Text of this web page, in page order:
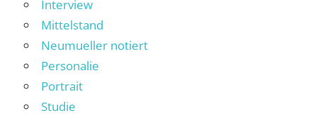
Interview
Mittelstand
Neumueller notiert
Personalie
Portrait
Studie